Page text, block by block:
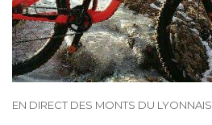
EN DIRECT DES MONTS DU LYONNAIS